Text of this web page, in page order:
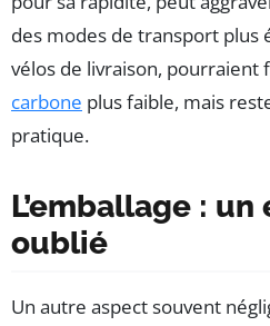
des modes de transport plus
vélos de livraison, pourraient
carbone plus faible, mais
pratique.
L’emballage :
oublié
Un autre aspect souvent